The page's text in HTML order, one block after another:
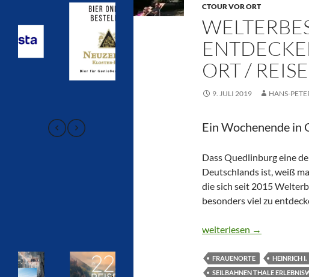
CTOUR VOR ORT
ORT /
9. JULI 2019 HANS-
Ein Wochenende in
Dass Quedlinburg eine
Deutschlands ist, weiß
die sich seit 2015
besonders viel zu
WELTERBESTADT
weiterlesen →
FRAUENORTE HEINRICH I.
SEILBAHNEN THALE